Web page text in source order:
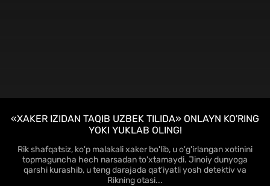
«XAKER IZIDAN TAQIB UZBEK TILIDA» ONLAYN KO'RING
YOKI YUKLAB OLING!
Rik shafqatsiz, ko'p malakali xaker bo'lib, u o'g'irlangan xotinini
topmaguncha hech narsadan to'xtamaydi. Jinoiy dunyoga
qarshi kurashib, u teng darajada qat'iyatli yosh detektiv va
Rikning otasi...